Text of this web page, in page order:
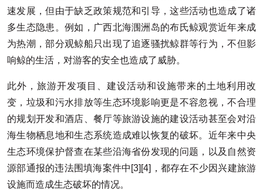
速发展，但由于缺乏政策规范和引导，这些活动也造成了诸
多生态隐患。例如，广西北海涠洲岛的布氏鲸观赏近年来成
为热潮，部分观鲸船只出现了追逐骚扰鲸群等行为，不但影
响鲸的生活，对游客的安全也造成了威胁。
此外，旅游开发项目、建设活动和设施带来的土地利用改
变，垃圾和污水排放等生态环境影响更是不容忽视，不合理
的规划开发和酒店、餐厅等旅游设施的建设活动甚至会对沿
海生物栖息地和生态系统造成难以恢复的破坏。近年来中央
生态环境保护督查在某些沿海省份发现的问题，以及自然资
源部通报的违法围填海案件中[3][4]，都存在不少因兴建旅游
设施而造成生态破坏的情况。